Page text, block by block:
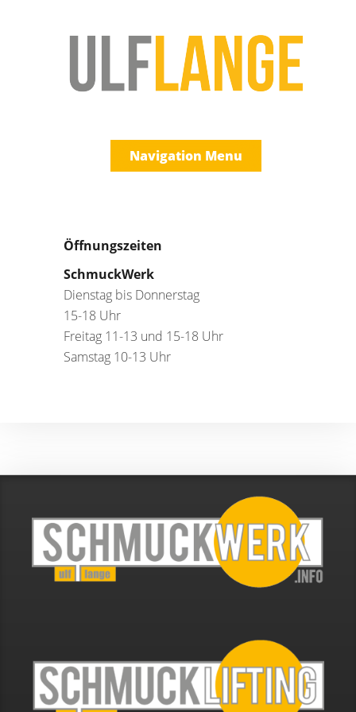
Navigation Menu
Öffnungszeiten
SchmuckWerk
Dienstag bis Donnerstag
15-18 Uhr
Freitag 11-13 und 15-18 Uhr
Samstag 10-13 Uhr